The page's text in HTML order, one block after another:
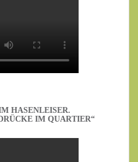
HASENLEISER.
IM QUARTIER“